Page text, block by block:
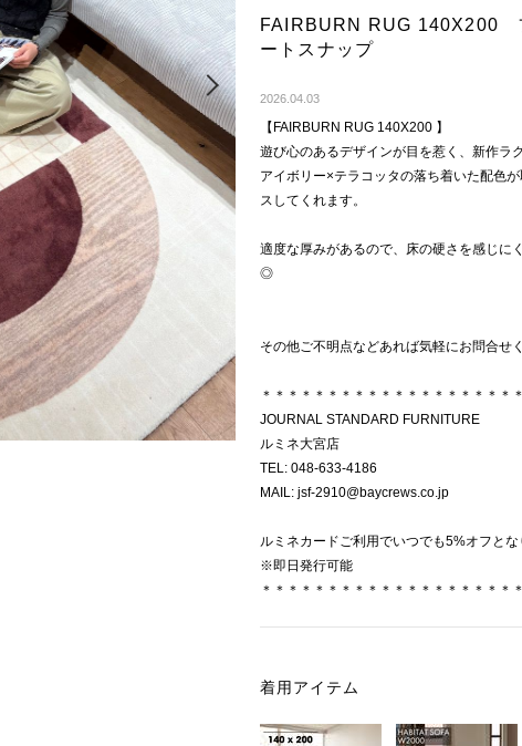
FAIRBURN RUG 140X200
ートスナップ
2026.04.03
【FAIRBURN RUG 140X200 】
遊び心のあるデザインが目を惹く、新作ラ
アイボリー×テラコッタの落ち着いた配色
スしてくれます。
適度な厚みがあるので、床の硬さを感じに
◎
その他ご不明点などあれば気軽にお問合せ
＊＊＊＊＊＊＊＊＊＊＊＊＊＊＊＊＊＊＊＊
JOURNAL STANDARD FURNITURE
ルミネ大宮店
TEL: 048-633-4186
MAIL: jsf-2910@baycrews.co.jp
ルミネカードご利用でいつでも5%オフとな
※即日発行可能
＊＊＊＊＊＊＊＊＊＊＊＊＊＊＊＊＊＊＊＊
着用アイテム